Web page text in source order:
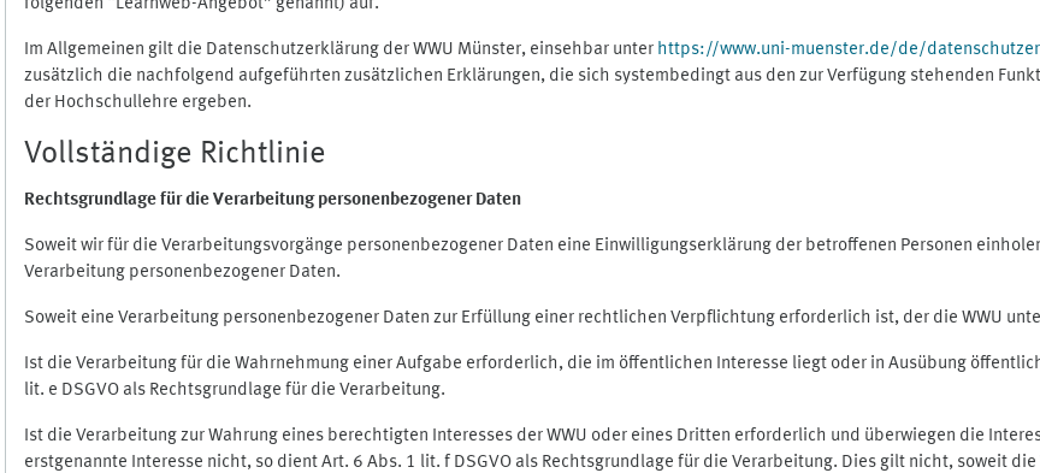
folgenden “Learnweb-Angebot” genannt) auf.
Im Allgemeinen gilt die Datenschutzerklärung der WWU Münster, einsehbar unter https://www.uni-muenster.de/de/
zusätzlich die nachfolgend aufgeführten zusätzlichen Erklärungen, die sich systembedingt aus den zur Verfügung stehenden
der Hochschullehre ergeben.
Vollständige Richtlinie
Rechtsgrundlage für die Verarbeitung personenbezogener Daten
Soweit wir für die Verarbeitungsvorgänge personenbezogener Daten eine Einwilligungserklärung der betroffenen Personen
Verarbeitung personenbezogener Daten.
Soweit eine Verarbeitung personenbezogener Daten zur Erfüllung einer rechtlichen Verpflichtung erforderlich ist, der die WWU
Ist die Verarbeitung für die Wahrnehmung einer Aufgabe erforderlich, die im öffentlichen Interesse liegt oder in Ausübung
lit. e DSGVO als Rechtsgrundlage für die Verarbeitung.
Ist die Verarbeitung zur Wahrung eines berechtigten Interesses der WWU oder eines Dritten erforderlich und überwiegen die
erstgenannte Interesse nicht, so dient Art. 6 Abs. 1 lit. f DSGVO als Rechtsgrundlage für die Verarbeitung. Dies gilt nicht, soweit